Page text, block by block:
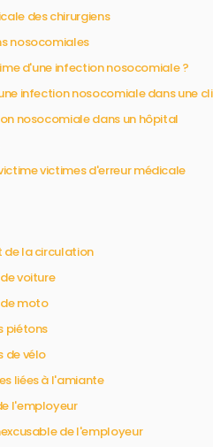
des chirurgiens
nosocomiales
d'une infection nosocomiale ?
infection nosocomiale dans une
nosocomiale dans un hôpital
victimes d'erreur médicale
de la circulation
voiture
moto
piétons
de vélo
liées à l'amiante
l'employeur
de l'employeur